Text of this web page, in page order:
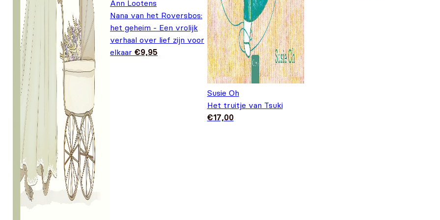
Ann Lootens
Nana van het Roversbos:
het geheim - Een vrolijk
verhaal over lief zijn voor
elkaar €9,95
Susie Oh
Het truitje van Tsuki
€17,00